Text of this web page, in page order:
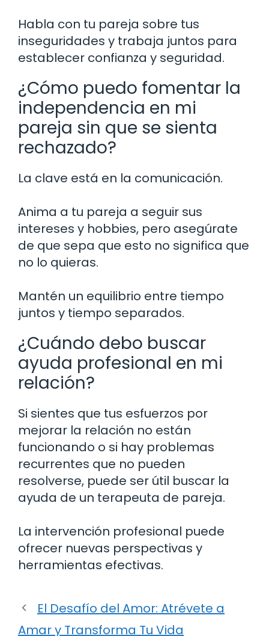
Habla con tu pareja sobre tus
inseguridades y trabaja juntos para
establecer confianza y seguridad.
¿Cómo puedo fomentar la
independencia en mi
pareja sin que se sienta
rechazado?
La clave está en la comunicación.
Anima a tu pareja a seguir sus
intereses y hobbies, pero asegúrate
de que sepa que esto no significa que
no lo quieras.
Mantén un equilibrio entre tiempo
juntos y tiempo separados.
¿Cuándo debo buscar
ayuda profesional en mi
relación?
Si sientes que tus esfuerzos por
mejorar la relación no están
funcionando o si hay problemas
recurrentes que no pueden
resolverse, puede ser útil buscar la
ayuda de un terapeuta de pareja.
La intervención profesional puede
ofrecer nuevas perspectivas y
herramientas efectivas.
El Desafío del Amor: Atrévete a
Amar y Transforma Tu Vida